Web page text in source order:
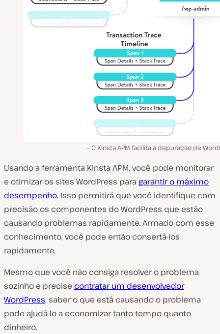
O Kinsta APM facilita a depuração de
Usando a ferramenta Kinsta APM, você pode monitorar
e otimizar os sites WordPress para garantir o máximo
desempenho. Isso permitirá que você identifique com
precisão os componentes do WordPress que estão
causando problemas rapidamente. Armado com esse
conhecimento, você pode então consertá-los
rapidamente.
Mesmo que você não consiga resolver o problema
sozinho e precise contratar um desenvolvedor
WordPress, saber o que está causando o problema
pode ajudá-lo a economizar tanto tempo quanto
dinheiro.